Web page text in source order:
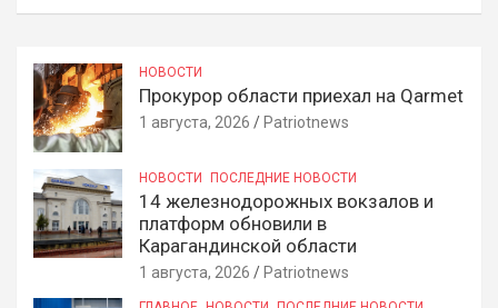
НОВОСТИ
Прокурор области приехал на Qarmet
1 августа, 2026 Patriotnews
НОВОСТИ ПОСЛЕДНИЕ НОВОСТИ
14 железнодорожных вокзалов и
платформ обновили в
Карагандинской области
1 августа, 2026 Patriotnews